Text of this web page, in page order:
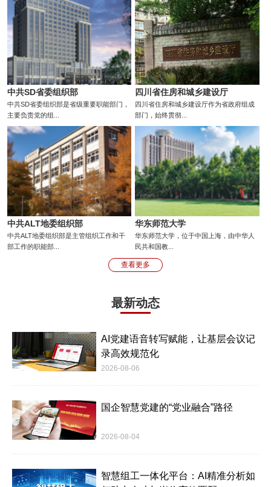
中共SD省委组织部
中共SD省委组织部是省级重要职能部门，
主要负责党的组...
四川省住房和城乡建设厅
四川省住房和城乡建设厅作为省政府组成
部门，始终贯彻...
中共ALT地委组织部
中共ALT地委组织部是主管组织工作和干
部工作的职能部...
华东师范大学
华东师范大学，位于中国上海，由中华人
民共和国教...
查看更多
最新动态
AI党建语音转写赋能，让基层会议记
录高效规范化
2026-08-06
国企智慧党建的“党业融合”路径
2026-08-04
智慧组工一体化平台：AI精准分析如